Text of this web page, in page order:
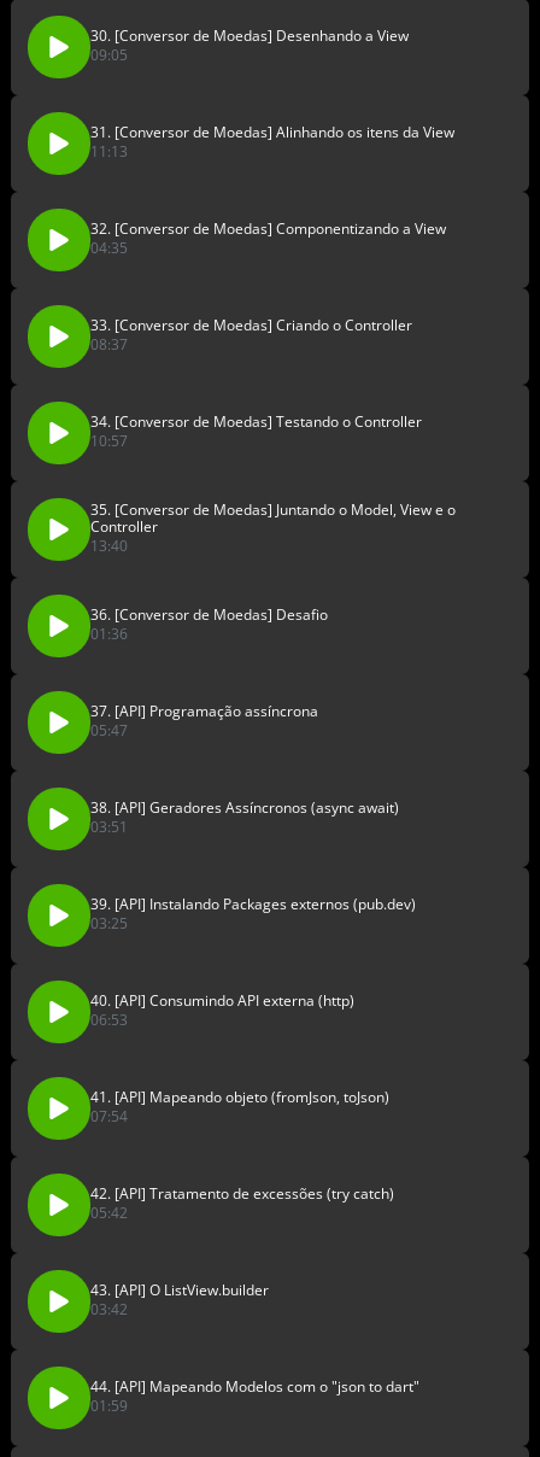
30. [Conversor de Moedas] Desenhando a View
09:05
31. [Conversor de Moedas] Alinhando os itens da View
11:13
32. [Conversor de Moedas] Componentizando a View
04:35
33. [Conversor de Moedas] Criando o Controller
08:37
34. [Conversor de Moedas] Testando o Controller
10:57
35. [Conversor de Moedas] Juntando o Model, View e o
Controller
13:40
36. [Conversor de Moedas] Desafio
01:36
37. [API] Programação assíncrona
05:47
38. [API] Geradores Assíncronos (async await)
03:51
39. [API] Instalando Packages externos (pub.dev)
03:25
40. [API] Consumindo API externa (http)
06:53
41. [API] Mapeando objeto (fromJson, toJson)
07:54
42. [API] Tratamento de excessões (try catch)
05:42
43. [API] O ListView.builder
03:42
44. [API] Mapeando Modelos com o "json to dart"
01:59